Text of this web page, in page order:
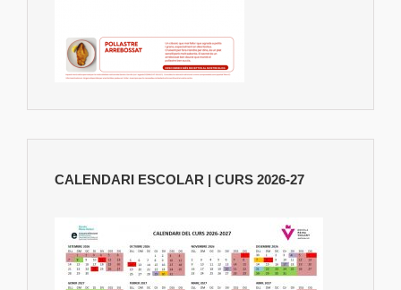
CALENDARI ESCOLAR | CURS 2026-27